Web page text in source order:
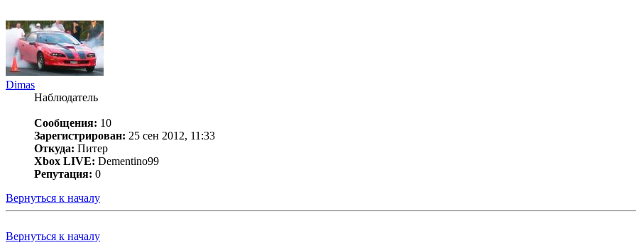
Dimas
Наблюдатель
Сообщения: 10
Зарегистрирован: 25 сен 2012, 11:33
Откуда: Питер
Xbox LIVE: Dementino99
Репутация: 0
Вернуться к началу
Вернуться к началу